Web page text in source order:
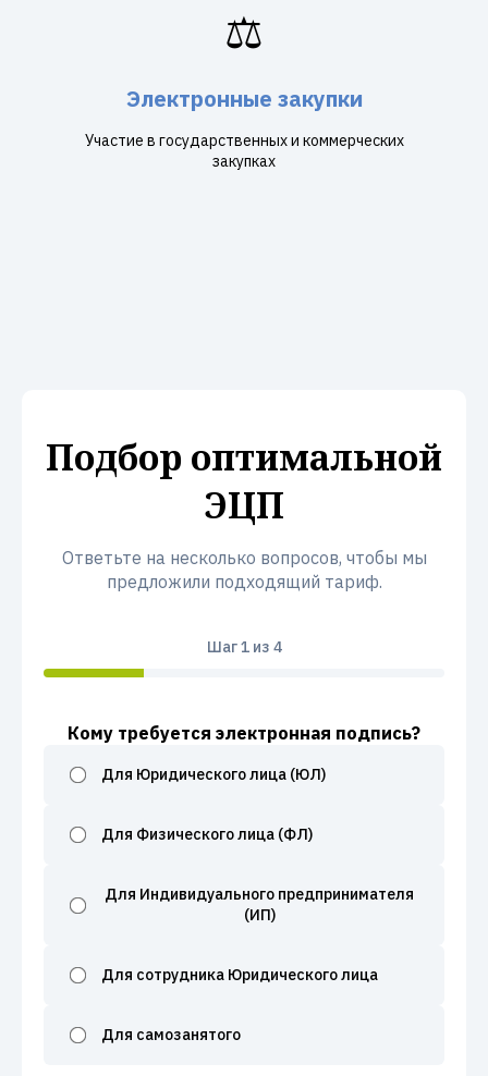
⚖️
Электронные закупки
Участие в государственных и коммерческих
закупках
Подбор оптимальной
ЭЦП
Ответьте на несколько вопросов, чтобы мы
предложили подходящий тариф.
Шаг1из 4
Кому требуется электронная подпись?
Для Юридического лица (ЮЛ)
Для Физического лица (ФЛ)
Для Индивидуального предпринимателя
(ИП)
Для сотрудника Юридического лица
Для самозанятого